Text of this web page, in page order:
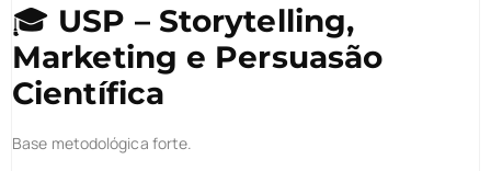
🎓 USP – Storytelling,
Marketing e Persuasão
Científica
Base metodológica forte.